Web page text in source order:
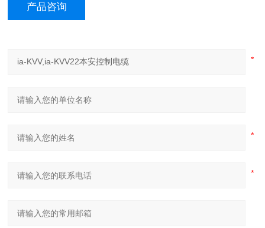
产品咨询